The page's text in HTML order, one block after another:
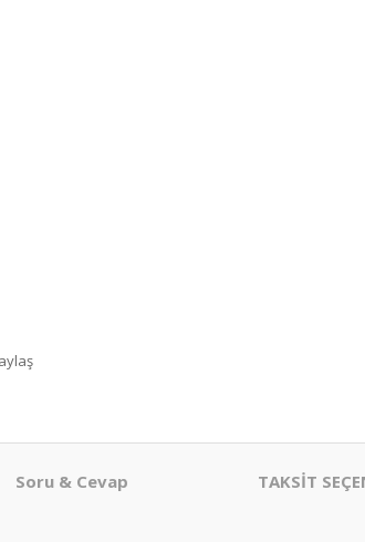
Soru & Cevap TAKSİT